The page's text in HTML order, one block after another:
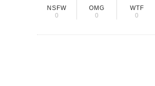
NSFW
0
OMG
0
WTF
0